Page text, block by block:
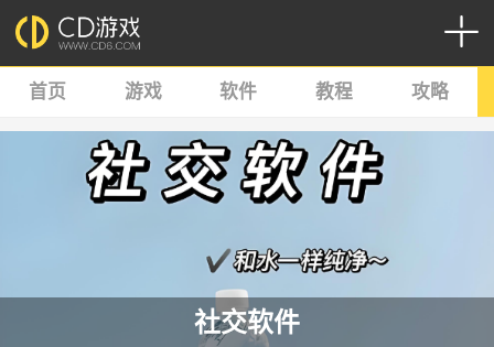
首页 游戏 软件 教程 攻略
社交软件